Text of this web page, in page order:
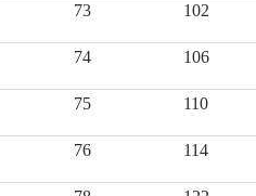
73 102
74 106
75 110
76 114